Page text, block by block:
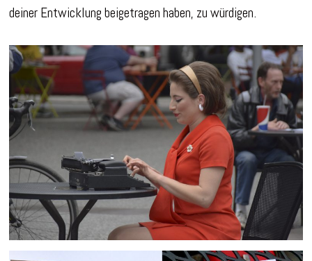
deiner Entwicklung beigetragen haben, zu würdigen.